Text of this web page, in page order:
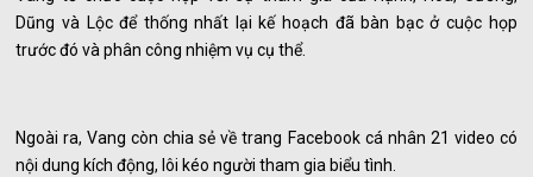
Dũng và Lộc để thống nhất lại kế hoạch đã bàn bạc ở cuộc họp
trước đó và phân công nhiệm vụ cụ thể.
Ngoài ra, Vang còn chia sẻ về trang Facebook cá nhân 21 video có
nội dung kích động, lôi kéo người tham gia biểu tình.